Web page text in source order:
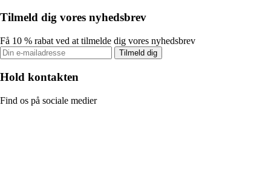
Tilmeld dig vores nyhedsbrev
Få 10 % rabat ved at tilmelde dig vores nyhedsbrev
Tilmeld dig
Hold kontakten
Find os på sociale medier